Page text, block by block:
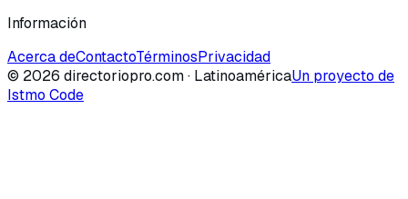
Información
Acerca deContactoTérminosPrivacidad
© 2026 directoriopro.com· LatinoaméricaUn proyecto de
Istmo Code